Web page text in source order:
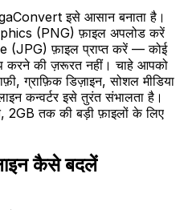
इसे आसान बनाता है।
(PNG) फ़ाइल अपलोड करें
फ़ाइल प्राप्त करें — कोई
करने की ज़रूरत नहीं। चाहे आपको
ग्राफ़िक डिज़ाइन, सोशल मीडिया
कन्वर्टर इसे तुरंत संभालता है।
2GB तक की बड़ी फ़ाइलों के लिए
कैसे बदलें